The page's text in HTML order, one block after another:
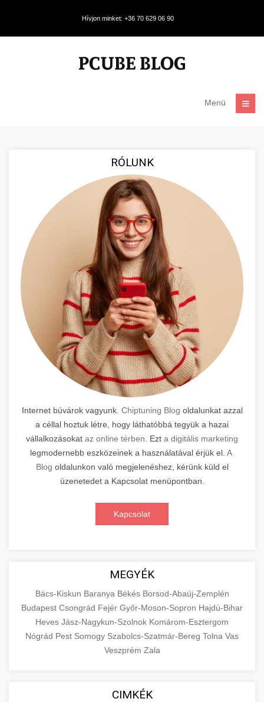
Hívjon minket: +36 70 629 06 90
Menü
RÓLUNK
Internet búvárok vagyunk. Chiptuning Blog oldalunkat azzal
a céllal hoztuk létre, hogy láthatóbbá tegyük a hazai
vállalkozásokat az online térben . Ezt a digitális marketing
legmodernebb eszközeinek a használatával érjük el. A
Blog oldalunkon való megjelenéshez, kérünk küld el
üzenetedet a Kapcsolat menüpontban.
Kapcsolat
MEGYÉK
Bács-Kiskun Baranya Békés Borsod-Abaúj-Zemplén
Budapest Csongrád Fejér Győr-Moson-Sopron Hajdú-Bihar
Heves Jász-Nagykun-Szolnok Komárom-Esztergom
Nógrád Pest Somogy Szabolcs-Szatmár-Bereg Tolna Vas
Veszprém Zala
CIMKÉK